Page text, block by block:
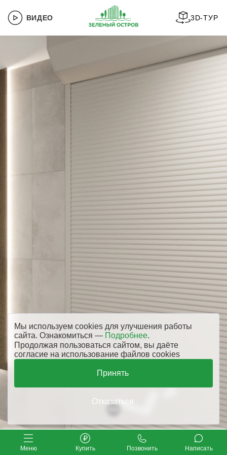
ВИДЕО 3D-ТУР
Меню Купить Позвонить Написать
Мы используем cookies для улучшения работы
сайта. Ознакомиться — Подробнее.
Продолжая пользоваться сайтом, вы даёте
согласие на использование файлов cookies
Принять
Отказаться